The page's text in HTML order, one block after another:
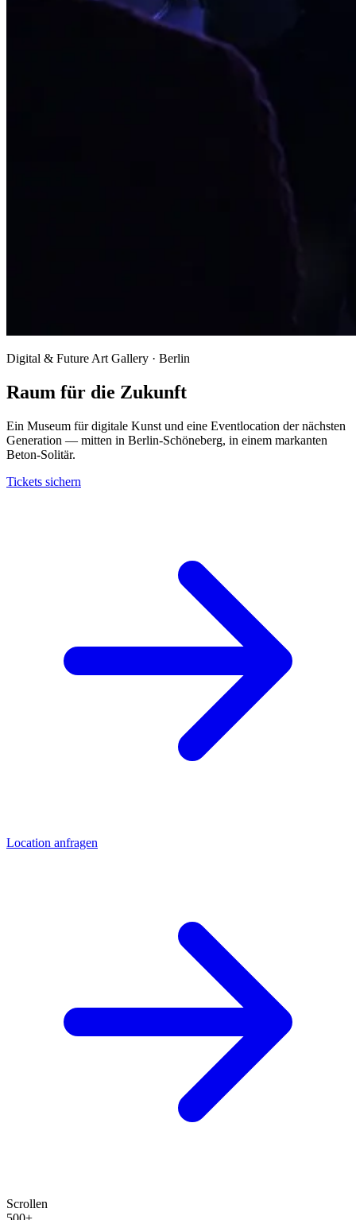
Digital & Future Art Gallery · Berlin
Raum für die Zukunft
Ein Museum für digitale Kunst und eine Eventlocation der nächsten
Generation — mitten in Berlin-Schöneberg, in einem markanten
Beton-Solitär.
Tickets sichern
Location anfragen
Scrollen